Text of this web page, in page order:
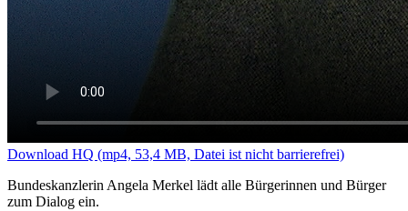
Download HQ (mp4, 53,4 MB, Datei ist nicht barrierefrei)
Bundeskanzlerin Angela Merkel lädt alle Bürgerinnen und Bürger
zum Dialog ein.